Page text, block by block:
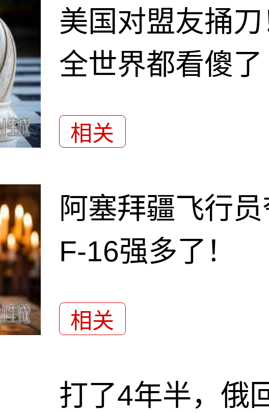
美国对盟友捅
全世界都看傻了
相关
阿塞拜疆飞行
F-16强多了！
相关
打了4年半，俄